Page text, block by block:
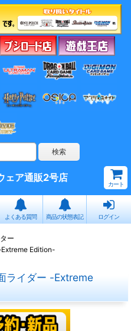
ェア通販2号店
カート
よくある質問 商品の状態表記 ログイン
ー
Edition-
ライダー -Extreme